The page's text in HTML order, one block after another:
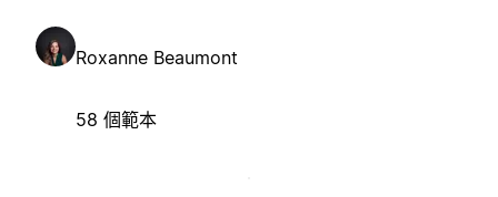
Roxanne Beaumont
58 個範本